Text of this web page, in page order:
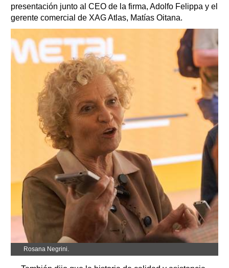
presentación junto al CEO de la firma, Adolfo Felippa y el
gerente comercial de XAG Atlas, Matías Oitana.
Rosana Negrini.